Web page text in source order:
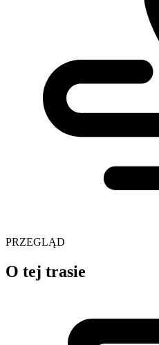
PRZEGLĄD
O tej trasie